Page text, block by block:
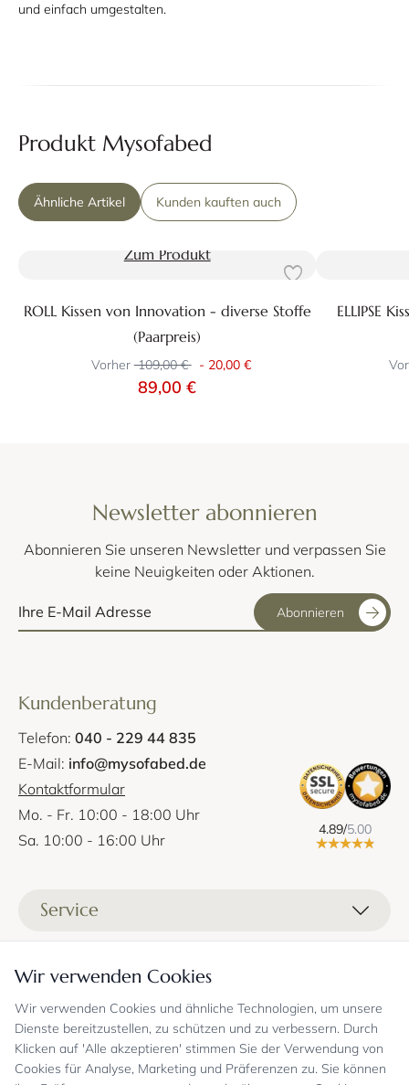
Wir verwenden Cookies
Wir verwenden Cookies und ähnliche Technologien, um unsere
Dienste bereitzustellen, zu schützen und zu verbessern. Durch
Klicken auf 'Alle akzeptieren' stimmen Sie der Verwendung von
Cookies für Analyse, Marketing und Präferenzen zu. Sie können
und einfach umgestalten.
Produkt Mysofabed
Ähnliche Artikel Kunden kauften auch
Zum Produkt
ROLL Kissen von Innovation - diverse Stoffe
(Paarpreis)
Vorher 109,00 € - 20,00 €
89,00 €
ELLIPSE
Newsletter abonnieren
Abonnieren Sie unseren Newsletter und verpassen Sie
keine Neuigkeiten oder Aktionen.
Abonnieren
Kundenberatung
Telefon: 040 - 229 44 835
E-Mail: info@mysofabed.de
Kontaktformular
Mo. - Fr. 10:00 - 18:00 Uhr
Sa. 10:00 - 16:00 Uhr
4.89/5.00
Service
Zahlungsmöglichkeiten
Stoffprobenanfrage
Gutschein
Sicheres Einkaufen und Retoureninfo
FAQ
Informationen
Kontakt
Showrooms
Datenschutz
Allgemeine Geschäftsbedingungen
Sicheres Einkaufen
Echte Kundenbewertungen
Zahlungsarten